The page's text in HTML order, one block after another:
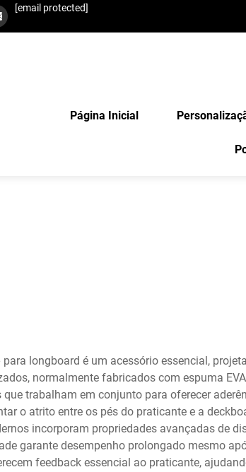
[email protected]
Página Inicial
para longboard é um acessório essencial,
normalmente fabricados com espuma
que trabalham em conjunto para oferecer
o atrito entre os pés do praticante e a
incorporam propriedades avançadas de
garante desempenho prolongado mesmo
feedback essencial ao praticante,